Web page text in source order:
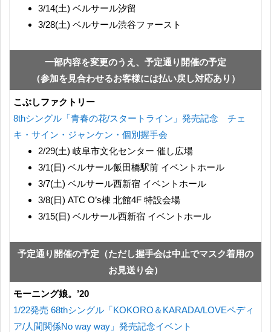
3/14(土) ベルサール汐留
3/28(土) ベルサール渋谷ファースト
一部内容を変更のうえ、予定通り開催の予定
（参加を見合わせるお客様には払い戻し対応あり）
こぶしファクトリー
8thシングル「青春の花/スタートライン」発売記念 チェ
キ・サイン・ジャンケン・個別握手会
2/29(土) 岐阜市文化センター 催し広場
3/1(日) ベルサール飯田橋駅前 イベントホール
3/7(土) ベルサール西新宿 イベントホール
3/8(日) ATC O’s棟 北館4F 特設会場
3/15(日) ベルサール西新宿 イベントホール
予定通り開催の予定（ただし握手会は中止でマスク着用の
お見送り会）
モーニング娘。’20
1/22発売 68thシングル「KOKORO＆KARADA/LOVEペディ
ア/人間関係No way way」発売記念イベント